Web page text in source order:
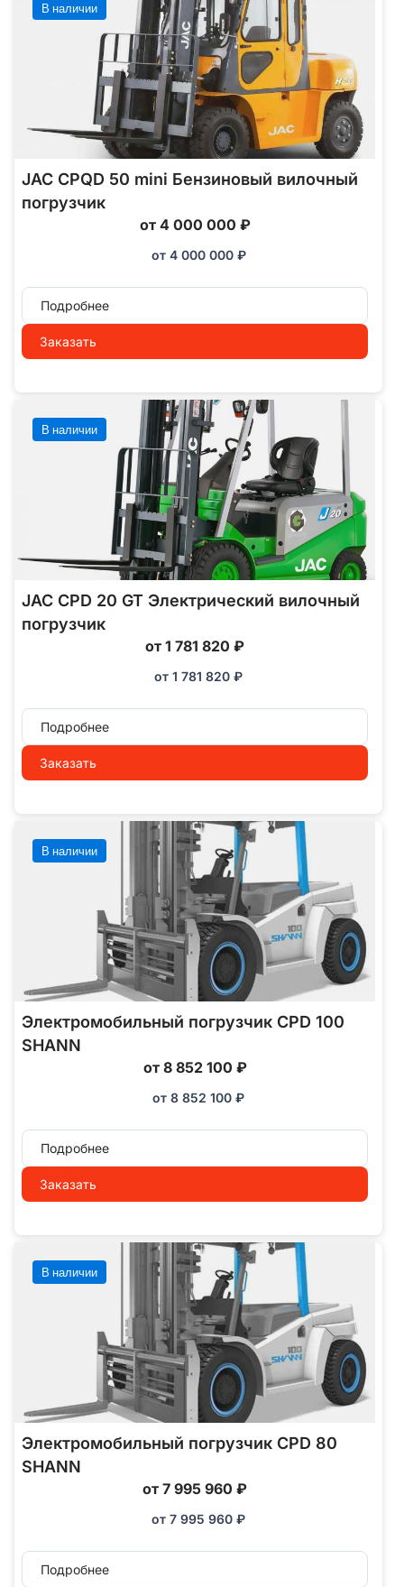
В наличии
JAC CPQD 50 mini Бензиновый вилочный
погрузчик
от 4 000 000 ₽
от 4 000 000 ₽
Подробнее
Заказать
В наличии
JAC CPD 20 GT Электрический вилочный
погрузчик
от 1 781 820 ₽
от 1 781 820 ₽
Подробнее
Заказать
В наличии
Электромобильный погрузчик CPD 100
SHANN
от 8 852 100 ₽
от 8 852 100 ₽
Подробнее
Заказать
В наличии
Электромобильный погрузчик CPD 80
SHANN
от 7 995 960 ₽
от 7 995 960 ₽
Подробнее